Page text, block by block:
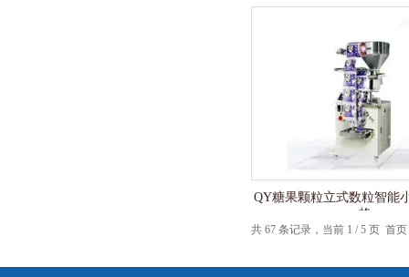
QY糖果颗粒立式数粒智能
格
共 67 条记录，当前 1 / 5 页 首